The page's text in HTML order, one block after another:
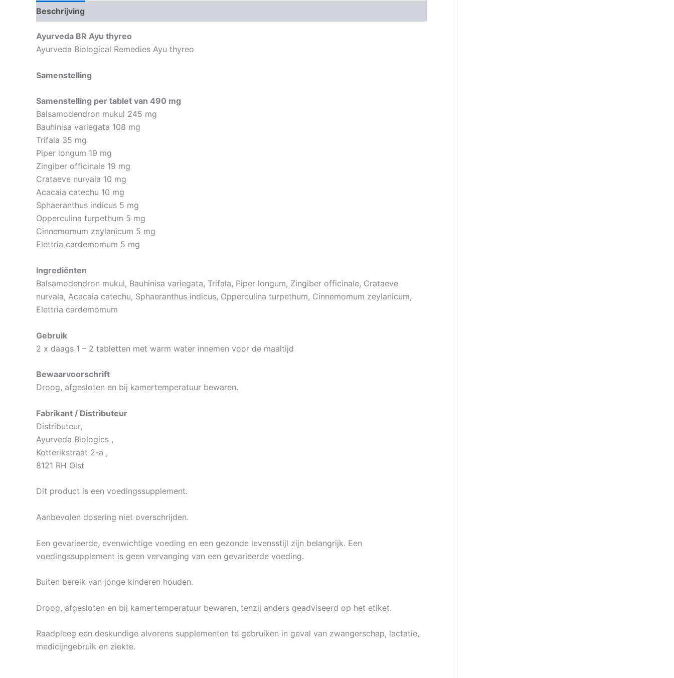
Beschrijving
Ayurveda BR Ayu thyreo
Ayurveda Biological Remedies Ayu thyreo
Samenstelling
Samenstelling per tablet van 490 mg
Balsamodendron mukul 245 mg
Bauhinisa variegata 108 mg
Trifala 35 mg
Piper longum 19 mg
Zingiber officinale 19 mg
Crataeve nurvala 10 mg
Acacaia catechu 10 mg
Sphaeranthus indicus 5 mg
Opperculina turpethum 5 mg
Cinnemomum zeylanicum 5 mg
Elettria cardemomum 5 mg
Ingrediënten
Balsamodendron mukul, Bauhinisa variegata, Trifala, Piper longum, Zingiber officinale, Crataeve
nurvala, Acacaia catechu, Sphaeranthus indicus, Opperculina turpethum, Cinnemomum zeylanicum,
Elettria cardemomum
Gebruik
2 x daags 1 – 2 tabletten met warm water innemen voor de maaltijd
Bewaarvoorschrift
Droog, afgesloten en bij kamertemperatuur bewaren.
Fabrikant / Distributeur
Distributeur,
Ayurveda Biologics ,
Kotterikstraat 2-a ,
8121 RH Olst
Dit product is een voedingssupplement.
Aanbevolen dosering niet overschrijden.
Een gevarieerde, evenwichtige voeding en een gezonde levensstijl zijn belangrijk. Een
voedingssupplement is geen vervanging van een gevarieerde voeding.
Buiten bereik van jonge kinderen houden.
Droog, afgesloten en bij kamertemperatuur bewaren, tenzij anders geadviseerd op het etiket.
Raadpleeg een deskundige alvorens supplementen te gebruiken in geval van zwangerschap, lactatie,
medicijngebruik en ziekte.